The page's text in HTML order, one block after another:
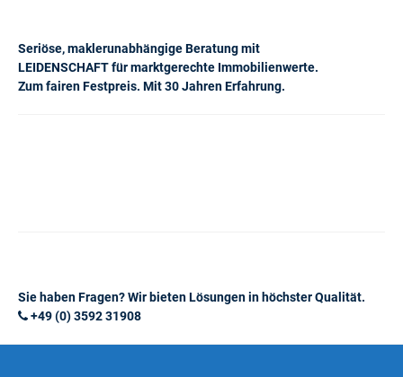
Seriöse, maklerunabhängige Beratung mit
LEIDENSCHAFT für marktgerechte Immobilienwerte.
Zum fairen Festpreis. Mit 30 Jahren Erfahrung.
Sie haben Fragen? Wir bieten Lösungen in höchster Qualität.
+49 (0) 3592 31908